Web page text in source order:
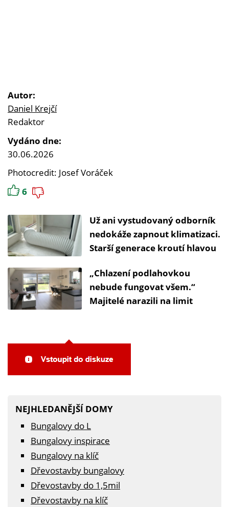
Autor:
Daniel Krejčí
Redaktor
Vydáno dne:
30.06.2026
Photocredit: Josef Voráček
6
Už ani vystudovaný odborník
nedokáže zapnout klimatizaci.
Starší generace kroutí hlavou
„Chlazení podlahovkou
nebude fungovat všem.“
Majitelé narazili na limit
NEJHLEDANĚJŠÍ DOMY
Bungalovy do L
Bungalovy inspirace
Bungalovy na klíč
Dřevostavby bungalovy
Dřevostavby do 1,5mil
Dřevostavby na klíč